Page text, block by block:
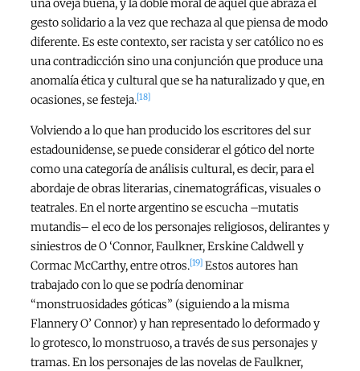
una oveja buena, y la doble moral de aquel que abraza el
gesto solidario a la vez que rechaza al que piensa de modo
diferente. Es este contexto, ser racista y ser católico no es
una contradicción sino una conjunción que produce una
anomalía ética y cultural que se ha naturalizado y que, en
ocasiones, se festeja.[18]
Volviendo a lo que han producido los escritores del sur
estadounidense, se puede considerar el gótico del norte
como una categoría de análisis cultural, es decir, para el
abordaje de obras literarias, cinematográficas, visuales o
teatrales. En el norte argentino se escucha –mutatis
mutandis– el eco de los personajes religiosos, delirantes y
siniestros de O ‘Connor, Faulkner, Erskine Caldwell y
Cormac McCarthy, entre otros.[19] Estos autores han
trabajado con lo que se podría denominar
“monstruosidades góticas” (siguiendo a la misma
Flannery O’ Connor) y han representado lo deformado y
lo grotesco, lo monstruoso, a través de sus personajes y
tramas. En los personajes de las novelas de Faulkner,